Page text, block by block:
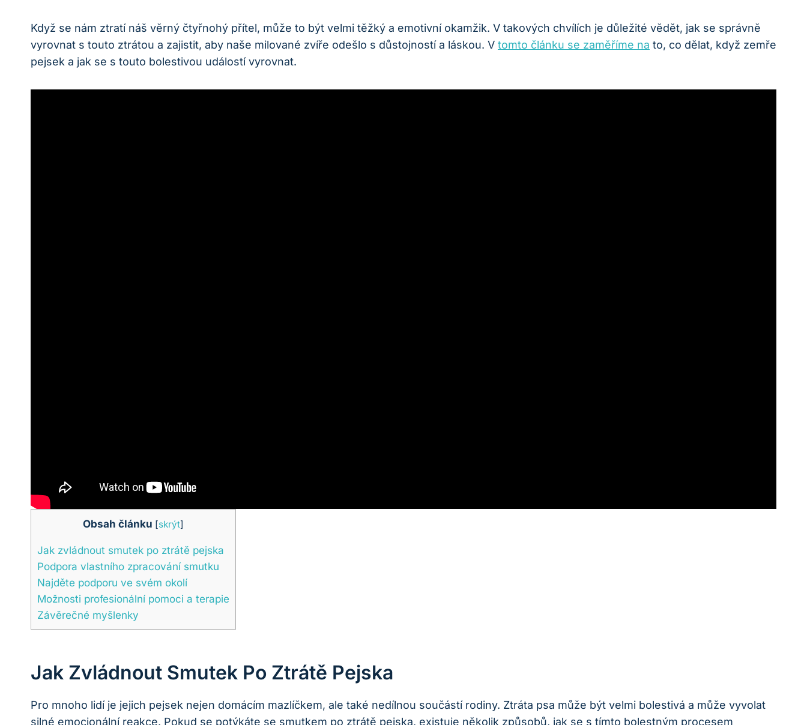
Když se nám ztratí náš věrný čtyřnohý přítel, může to být velmi těžký a emotivní okamžik. V takových chvílích je důležité vědět, jak se správně
vyrovnat s touto ztrátou a zajistit, aby naše milované zvíře odešlo s důstojností a láskou. V tomto článku se zaměříme na to, co dělat, když zemře
pejsek a jak se s touto bolestivou událostí vyrovnat.
Obsah článku [skrýt]
Jak zvládnout smutek po ztrátě pejska
Podpora vlastního zpracování smutku
Najděte podporu ve svém okolí
Možnosti profesionální pomoci a terapie
Závěrečné myšlenky
Jak Zvládnout Smutek Po Ztrátě Pejska
Pro mnoho lidí je jejich pejsek nejen domácím mazlíčkem, ale také nedílnou součástí rodiny. Ztráta psa může být velmi bolestivá a může vyvolat
silné emocionální reakce. Pokud se potýkáte se smutkem po ztrátě pejska, existuje několik způsobů, jak se s tímto bolestným procesem